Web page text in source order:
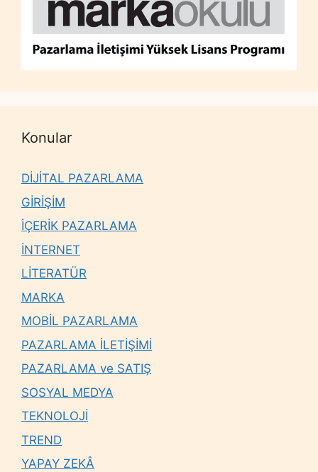
Konular
DİJİTAL PAZARLAMA
GİRİŞİM
İÇERİK PAZARLAMA
İNTERNET
LİTERATÜR
MARKA
MOBİL PAZARLAMA
PAZARLAMA İLETİŞİMİ
PAZARLAMA ve SATIŞ
SOSYAL MEDYA
TEKNOLOJİ
TREND
YAPAY ZEKÂ